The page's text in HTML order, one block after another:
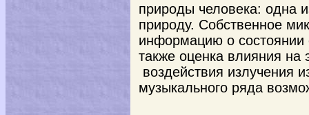
природы человека: одна
природу. Собственное
информацию о состоянии
также оценка влияния на
воздействия излучения
музыкального ряда